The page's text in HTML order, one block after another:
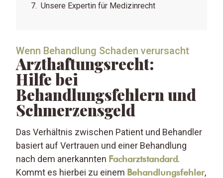
Wenn Behandlung Schaden verursacht
Arzthaftungsrecht:
Hilfe bei
Behandlungsfehlern und
Schmerzensgeld
Das Verhältnis zwischen Patient und Behandler
basiert auf Vertrauen und einer Behandlung
nach dem anerkannten Facharztstandard.
Kommt es hierbei zu einem Behandlungsfehler,
Unsere Expertin für Medizinrecht